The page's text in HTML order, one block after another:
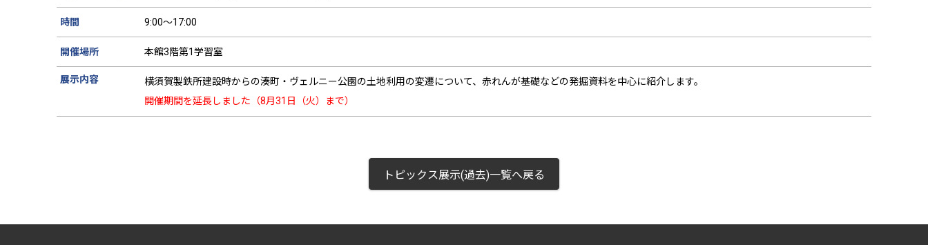
時間 9:00～17:00
開催場所 本館3階第1学習室
展示内容
横須賀製鉄所建設時からの湊町・ヴェルニー公園の土地利用の変遷について、赤れんが基礎などの発掘資料を中心に紹介します。
開催期間を延長しました（8月31日（火）まで）
トピックス展示(過去)一覧へ戻る